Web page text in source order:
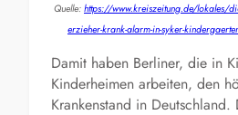
Quelle: https://www.kreiszeitung.de/lokales/
erzieher-krank-alarm-in-syker-
Damit haben Berliner, die in
Kinderheimen arbeiten, den
Krankenstand in Deutschland.